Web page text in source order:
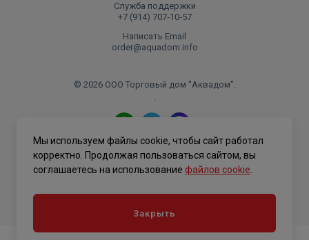
Служба поддержки
+7 (914) 707‑10‑57
Написать Email
order@aquadom.info
© 2026 ООО Торговый дом "Аквадом".
.
Политика конфиденциальности
Мы используем файлы cookie, чтобы сайт работал
корректно. Продолжая пользоваться сайтом, вы
соглашаетесь на использование файлов cookie
Закрыть